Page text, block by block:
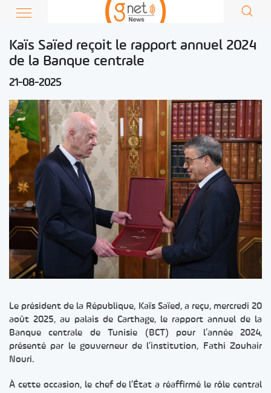
Kaïs Saïed reçoit le rapport annuel 2024
de la Banque centrale
21-08-2025
Le président de la République, Kaïs Saïed, a reçu, mercredi 20
août 2025, au palais de Carthage, le rapport annuel de la
Banque centrale de Tunisie (BCT) pour l’année 2024,
présenté par le gouverneur de l’institution, Fathi Zouhair
Nouri.
À cette occasion, le chef de l’État a réaffirmé le rôle central